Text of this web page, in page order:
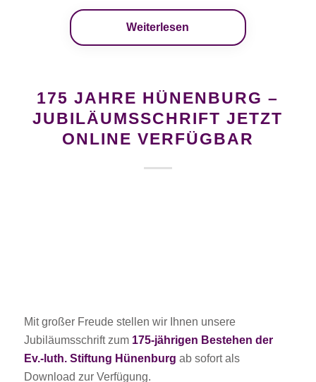
Weiterlesen
175 JAHRE HÜNENBURG –
JUBILÄUMSSCHRIFT JETZT
ONLINE VERFÜGBAR
Mit großer Freude stellen wir Ihnen unsere
Jubiläumsschrift zum 175-jährigen Bestehen der
Ev.-luth. Stiftung Hünenburg ab sofort als
Download zur Verfügung.